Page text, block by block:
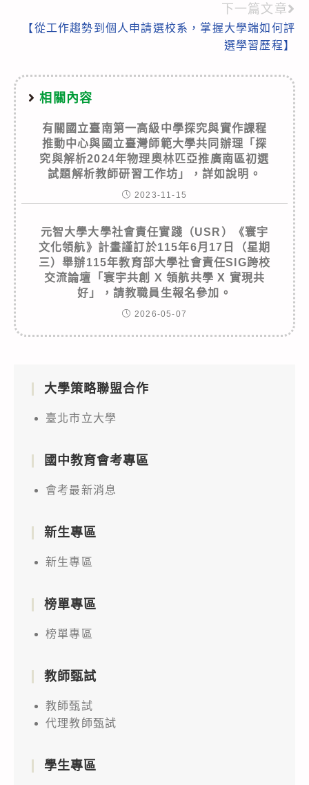
下一篇文章
【從工作趨勢到個人申請選校系，掌握大學端如何評
選學習歷程】
相關內容
有關國立臺南第一高級中學探究與實作課程
推動中心與國立臺灣師範大學共同辦理「探
究與解析2024年物理奧林匹亞推廣南區初選
試題解析教師研習工作坊」，詳如說明。
2023-11-15
元智大學大學社會責任實踐（USR）《寰宇
文化領航》計畫謹訂於115年6月17日（星期
三）舉辦115年教育部大學社會責任SIG跨校
交流論壇「寰宇共創 X 領航共學 X 實現共
好」，請教職員生報名參加。
2026-05-07
大學策略聯盟合作
臺北市立大學
國中教育會考專區
會考最新消息
新生專區
新生專區
榜單專區
榜單專區
教師甄試
教師甄試
代理教師甄試
學生專區